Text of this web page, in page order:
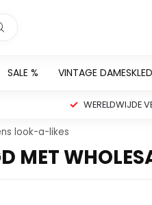
SALE % VINTAGE
WERELDWIJDE
look-a-likes
MET